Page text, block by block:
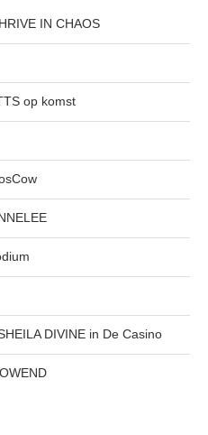
IN CHAOS
op komst
DIVINE in De Casino